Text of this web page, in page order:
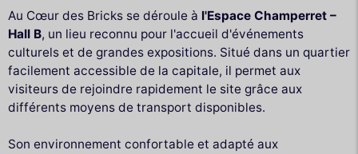
Au Cœur des Bricks se déroule à l'Espace Champerret –
Hall B, un lieu reconnu pour l'accueil d'événements
culturels et de grandes expositions. Situé dans un quartier
facilement accessible de la capitale, il permet aux
visiteurs de rejoindre rapidement le site grâce aux
différents moyens de transport disponibles.
Son environnement confortable et adapté aux